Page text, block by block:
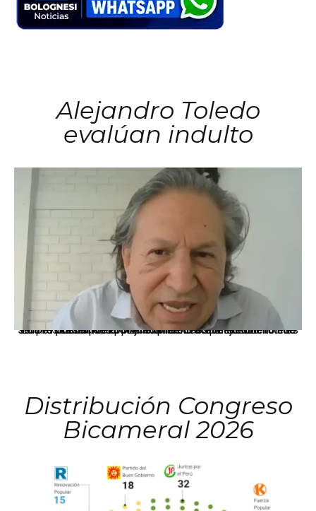
Alejandro Toledo
evalúan indulto
La presidenta Keiko Fujimori informó que la solicitud de indulto presentada por el expresidente Alejandro Toledo será evaluada por la Comisión de Gracias Presidenciales conforme al procedimiento establecido.
Distribución Congreso
Bicameral 2026